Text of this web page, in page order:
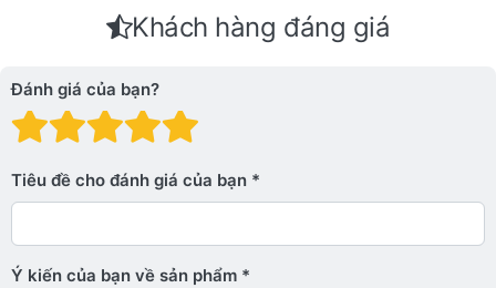
Khách hàng đáng giá
Đánh giá của bạn?
Đánh giá: 4 trên 5
Đánh giá: 3 trên 5 sao.
Đánh giá: 2 trên 5 sao.
Đánh giá: 1 trên 5 sao. Xấu
Tiêu đề cho đánh giá của bạn
Ý kiến ​​của bạn về sản phẩm